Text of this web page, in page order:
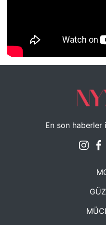
NYXmag 2. Yaş
En son